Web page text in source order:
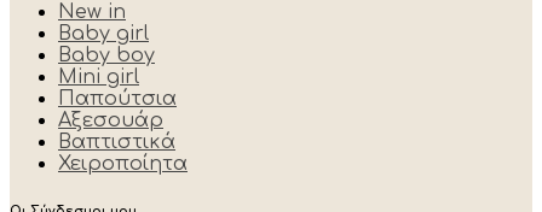
New in
Baby girl
Baby boy
Mini girl
Παπούτσια
Αξεσουάρ
Βαπτιστικά
Χειροποίητα